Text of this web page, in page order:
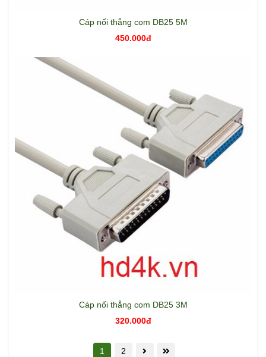
Cáp nối thẳng com DB25 5M
450.000đ
Cáp nối thẳng com DB25 3M
320.000đ
1 2